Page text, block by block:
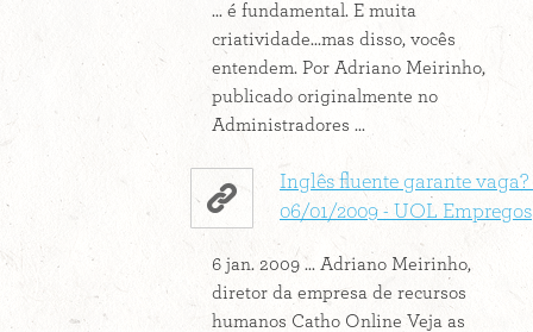
... é fundamental. E muita
criatividade...mas disso, vocês
entendem. Por Adriano Meirinho,
publicado originalmente no
Administradores ...
Inglês fluente garante vaga?
06/01/2009 - UOL Empregos
6 jan. 2009 ... Adriano Meirinho,
diretor da empresa de recursos
humanos Catho Online Veja as